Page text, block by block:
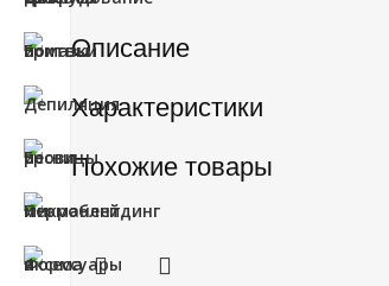
Описание
Характеристики
Похожие товары